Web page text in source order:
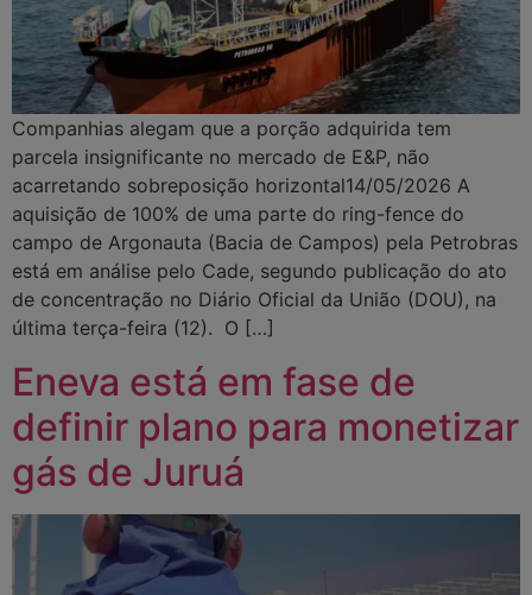
Companhias alegam que a porção adquirida tem
parcela insignificante no mercado de E&P, não
acarretando sobreposição horizontal14/05/2026 A
aquisição de 100% de uma parte do ring-fence do
campo de Argonauta (Bacia de Campos) pela Petrobras
está em análise pelo Cade, segundo publicação do ato
de concentração no Diário Oficial da União (DOU), na
última terça-feira (12). O […]
Eneva está em fase de
definir plano para monetizar
gás de Juruá